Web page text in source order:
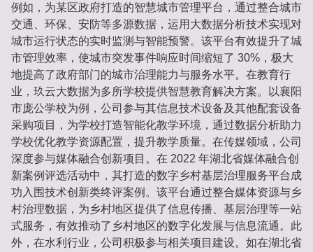
例如，为某区政府打造的智慧城市管理平台，通过整合城市
交通、环保、安防等多源数据，运用大数据分析技术实现对
城市运行状态的实时监测与智能预警。该平台有效提升了城
市管理效率，使城市突发事件响应时间缩短了 30%，极大
地提高了政府部门的城市治理能力与服务水平。在教育行
业，玖云大数据为多所学校提供智慧教育解决方案。以襄阳
市庞公学校为例，公司参与其信息技术设备及其他配套设备
采购项目，为学校打造智能化教学环境，通过数据分析助力
学校优化教学资源配置，提升教学质量。在传媒领域，公司
深度参与媒体融合创新项目。在 2022 年湖北省媒体融合创
新案例评选活动中，其打造的数字乡村基层治理服务平台成
功入围技术创新类终评案例。该平台通过整合媒体资源与乡
村治理数据，为乡村地区提供了信息传播、基层治理等一站
式服务，有效推动了乡村地区的数字化发展与信息流通。此
外，在水利行业，公司积极参与相关项目建设。如在湖北省